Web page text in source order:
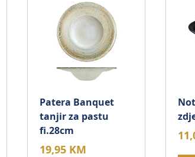
Patera Banquet
tanjir za pastu
fi.28cm
19,95 KM